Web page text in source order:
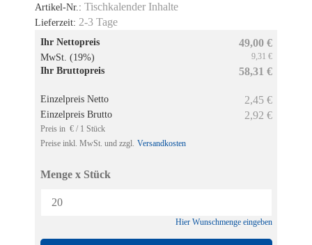
Artikel-Nr.: Tischkalender Inhalte
Lieferzeit: 2-3 Tage
Ihr Nettopreis 49,00 €
MwSt. (19%) 9,31 €
Ihr Bruttopreis 58,31 €
Einzelpreis Netto 2,45 €
Einzelpreis Brutto 2,92 €
Preis in € / 1 Stück
Preise inkl. MwSt. und zzgl. Versandkosten
Menge x Stück
Hier Wunschmenge eingeben